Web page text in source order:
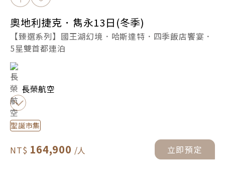
奧地利捷克．雋永13日(冬季)
【臻選系列】國王湖幻境．哈斯達特．四季飯店饗宴．
5星雙首都連泊
長榮航空
聖誕市集
164,900 立即預定